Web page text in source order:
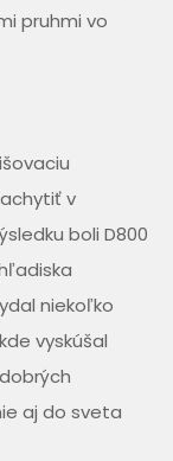
pruhmi vo
v
boli D800
niekoľko
vyskúšal
aj do sveta